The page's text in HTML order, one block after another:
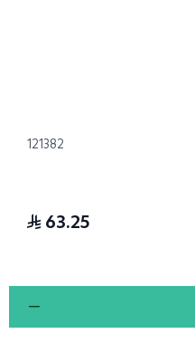
121382
63.25